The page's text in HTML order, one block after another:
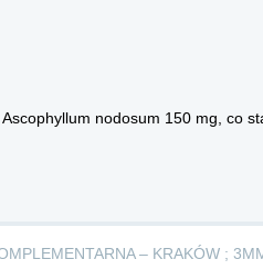
nodosum 150 mg, co
– KRAKÓW ;